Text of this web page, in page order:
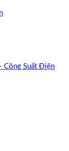
Công Suất Điện